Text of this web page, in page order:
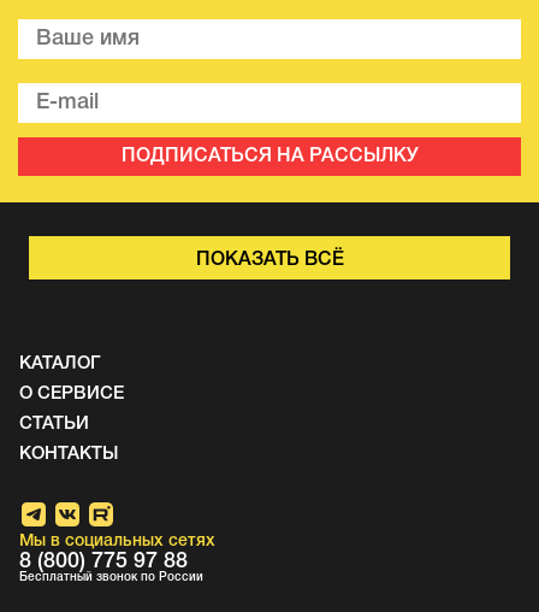
ПОДПИСАТЬСЯ НА РАССЫЛКУ
ПОКАЗАТЬ ВСЁ
КАТАЛОГ
О СЕРВИСЕ
СТАТЬИ
КОНТАКТЫ
Мы в социальных сетях
8 (800) 775 97 88
Бесплатный звонок по России